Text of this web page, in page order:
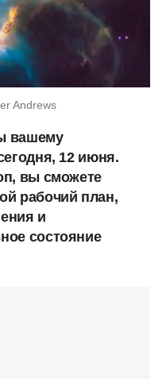
Andrews
вашему
12 июня.
вы сможете
рабочий план,
и
состояние